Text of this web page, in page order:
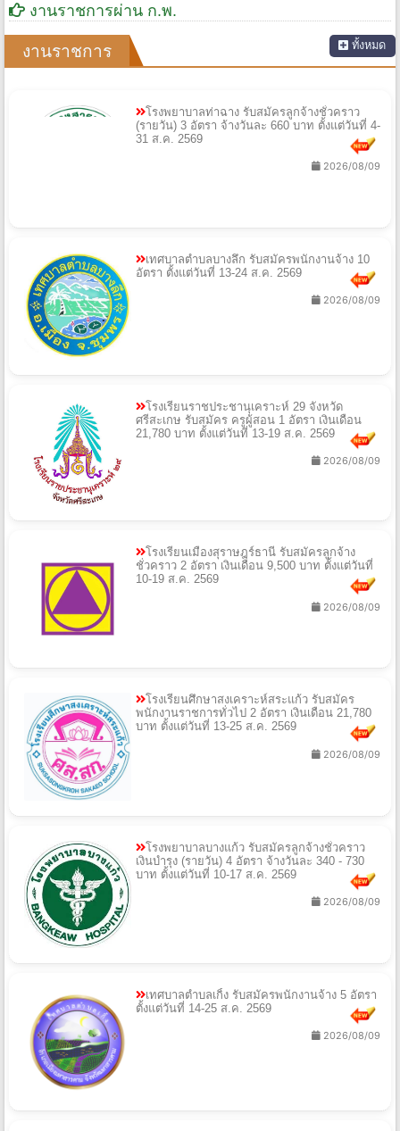
งานราชการผ่าน ก.พ.
งานราชการ ทั้งหมด
โรงพยาบาลท่าฉาง รับสมัครลูกจ้างชั่วคราว
(รายวัน) 3 อัตรา จ้างวันละ 660 บาท ตั้งแต่วันที่ 4-
31 ส.ค. 2569
2026/08/09
เทศบาลตำบลบางลึก รับสมัครพนักงานจ้าง 10
อัตรา ตั้งแต่วันที่ 13-24 ส.ค. 2569
2026/08/09
โรงเรียนราชประชานุเคราะห์ 29 จังหวัด
ศรีสะเกษ รับสมัคร ครูผู้สอน 1 อัตรา เงินเดือน
21,780 บาท ตั้งแต่วันที่ 13-19 ส.ค. 2569
2026/08/09
โรงเรียนเมืองสุราษฎร์ธานี รับสมัครลูกจ้าง
ชั่วคราว 2 อัตรา เงินเดือน 9,500 บาท ตั้งแต่วันที่
10-19 ส.ค. 2569
2026/08/09
โรงเรียนศึกษาสงเคราะห์สระแก้ว รับสมัคร
พนักงานราชการทั่วไป 2 อัตรา เงินเดือน 21,780
บาท ตั้งแต่วันที่ 13-25 ส.ค. 2569
2026/08/09
โรงพยาบาลบางแก้ว รับสมัครลูกจ้างชั่วคราว
เงินบำรุง (รายวัน) 4 อัตรา จ้างวันละ 340 - 730
บาท ตั้งแต่วันที่ 10-17 ส.ค. 2569
2026/08/09
เทศบาลตำบลเกิ้ง รับสมัครพนักงานจ้าง 5 อัตรา
ตั้งแต่วันที่ 14-25 ส.ค. 2569
2026/08/09